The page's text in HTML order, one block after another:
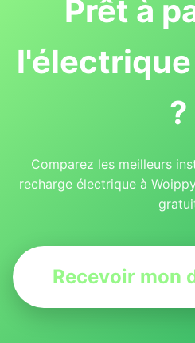
Prêt à
?
Comparez les meilleurs
recharge électrique à
Recevoir mon